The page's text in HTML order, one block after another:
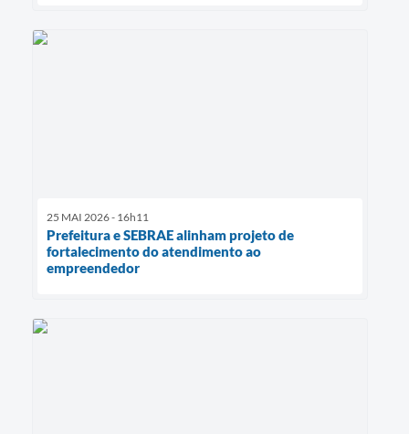
25 MAI 2026 - 16h11
Prefeitura e SEBRAE alinham projeto de
fortalecimento do atendimento ao
empreendedor